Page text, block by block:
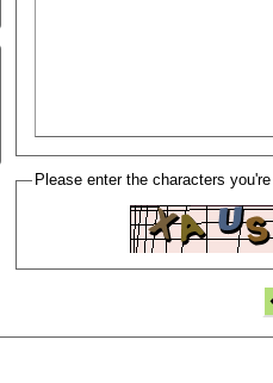
Please enter the characters